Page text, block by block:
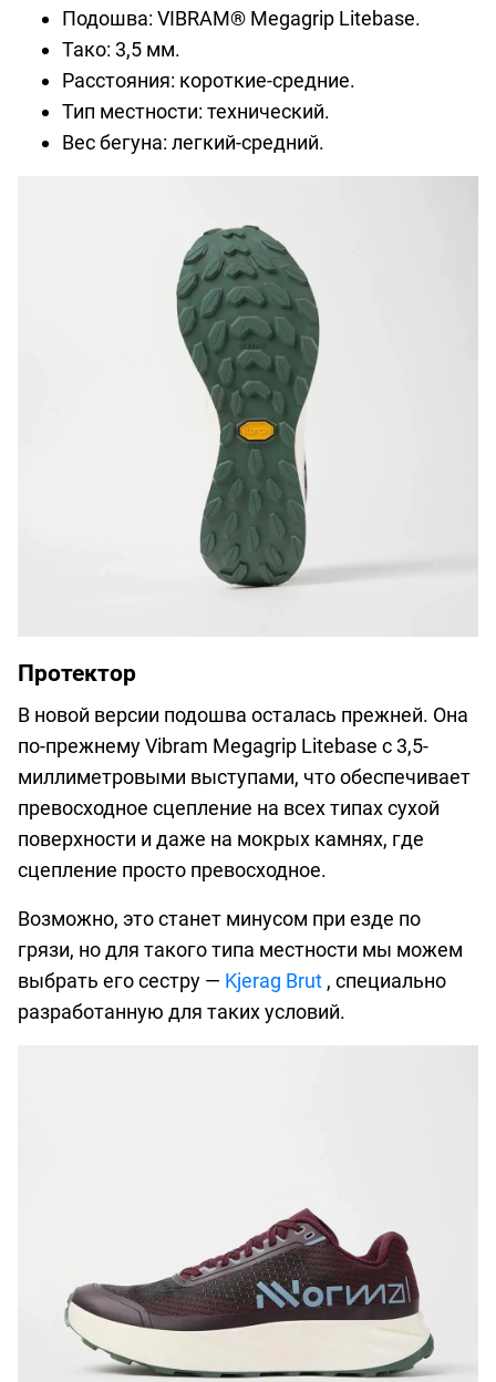
Подошва: VIBRAM® Megagrip Litebase.
Тако: 3,5 мм.
Расстояния: короткие-средние.
Тип местности: технический.
Вес бегуна: легкий-средний.
Протектор
В новой версии подошва осталась прежней. Она
по-прежнему Vibram Megagrip Litebase с 3,5-
миллиметровыми выступами, что обеспечивает
превосходное сцепление на всех типах сухой
поверхности и даже на мокрых камнях, где
сцепление просто превосходное.
Возможно, это станет минусом при езде по
грязи, но для такого типа местности мы можем
выбрать его сестру — Kjerag Brut , специально
разработанную для таких условий.